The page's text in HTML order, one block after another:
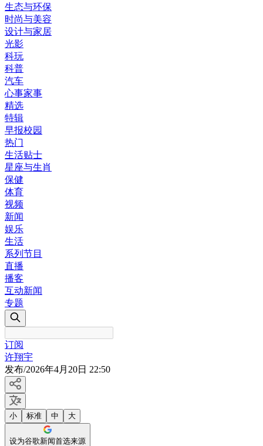
生态与环保
时尚与美容
设计与家居
光影
科玩
科普
汽车
心事家事
精选
特辑
早报校园
热门
生活贴士
星座与生肖
保健
体育
视频
新闻
娱乐
生活
系列节目
直播
播客
互动新闻
专题
订阅
许翔宇
发布/2026年4月20日 22:50
小 标准 中 大
设为谷歌新闻首选来源